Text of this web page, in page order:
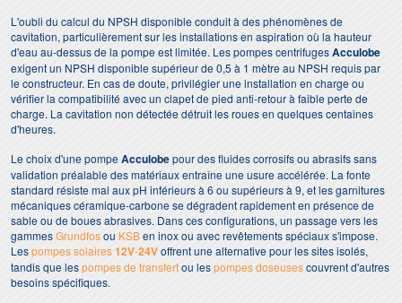
L'oubli du calcul du NPSH disponible conduit à des phénomènes de
cavitation, particulièrement sur les installations en aspiration où la hauteur
d'eau au-dessus de la pompe est limitée. Les pompes centrifugesAcculobe
exigent un NPSH disponible supérieur de 0,5 à 1 mètre au NPSH requis par
le constructeur. En cas de doute, privilégier une installation en charge ou
vérifier la compatibilité avec un clapet de pied anti-retour à faible perte de
charge. La cavitation non détectée détruit les roues en quelques centaines
d'heures.
Le choix d'une pompeAcculobepour des fluides corrosifs ou abrasifs sans
validation préalable des matériaux entraîne une usure accélérée. La fonte
standard résiste mal aux pH inférieurs à 6 ou supérieurs à 9, et les garnitures
mécaniques céramique-carbone se dégradent rapidement en présence de
sable ou de boues abrasives. Dans ces configurations, un passage vers les
gammesGrundfosou KSBen inox ou avec revêtements spéciaux s'impose.
Lespompes solaires12V-24Voffrent une alternative pour les sites isolés,
tandis que lespompes de transfertou lespompes doseusescouvrent d'autres
besoins spécifiques.